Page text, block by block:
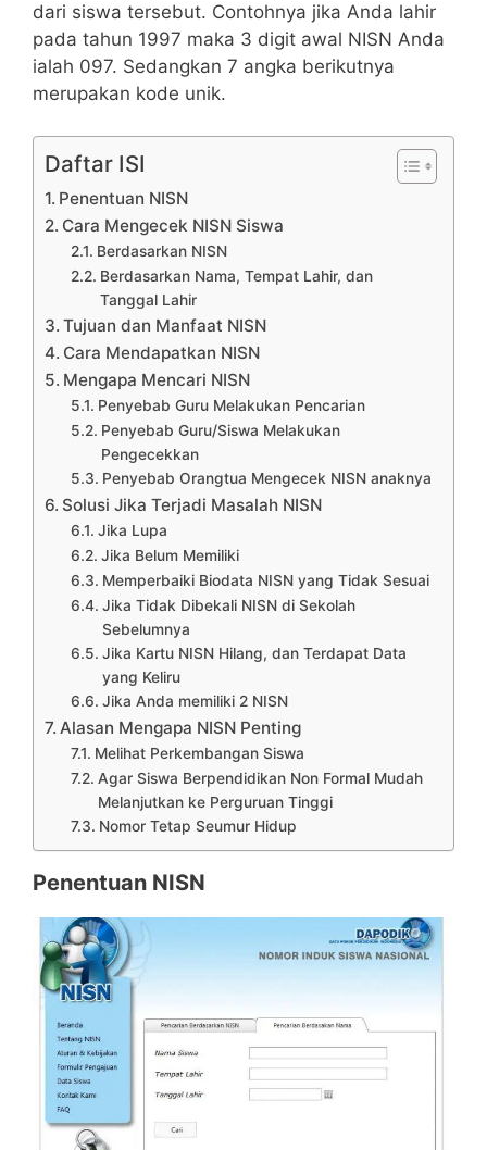
dari siswa tersebut. Contohnya jika Anda lahir
pada tahun 1997 maka 3 digit awal NISN Anda
ialah 097. Sedangkan 7 angka berikutnya
merupakan kode unik.
Daftar ISI
Penentuan NISN
Cara Mengecek NISN Siswa
Berdasarkan NISN
Berdasarkan Nama, Tempat Lahir, dan
Tanggal Lahir
Tujuan dan Manfaat NISN
Cara Mendapatkan NISN
Mengapa Mencari NISN
Penyebab Guru Melakukan Pencarian
Penyebab Guru/Siswa Melakukan
Pengecekkan
Penyebab Orangtua Mengecek NISN anaknya
Solusi Jika Terjadi Masalah NISN
Jika Lupa
Jika Belum Memiliki
Memperbaiki Biodata NISN yang Tidak Sesuai
Jika Tidak Dibekali NISN di Sekolah
Sebelumnya
Jika Kartu NISN Hilang, dan Terdapat Data
yang Keliru
Jika Anda memiliki 2 NISN
Alasan Mengapa NISN Penting
Melihat Perkembangan Siswa
Agar Siswa Berpendidikan Non Formal Mudah
Melanjutkan ke Perguruan Tinggi
Nomor Tetap Seumur Hidup
Penentuan NISN